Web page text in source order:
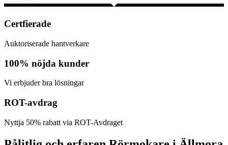
Certfierade
Auktoriserade hantverkare
100% nöjda kunder
Vi erbjuder bra lösningar
ROT-avdrag
Nyttja 50% rabatt via ROT-Avdraget